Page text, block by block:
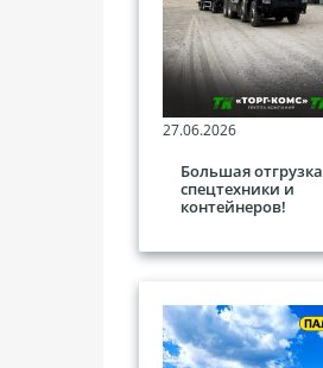
27.06.2026
Большая отгрузка
спецтехники и
контейнеров!